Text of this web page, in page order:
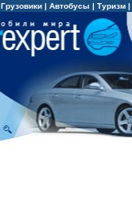
Грузовики | Автобусы | Туризм |